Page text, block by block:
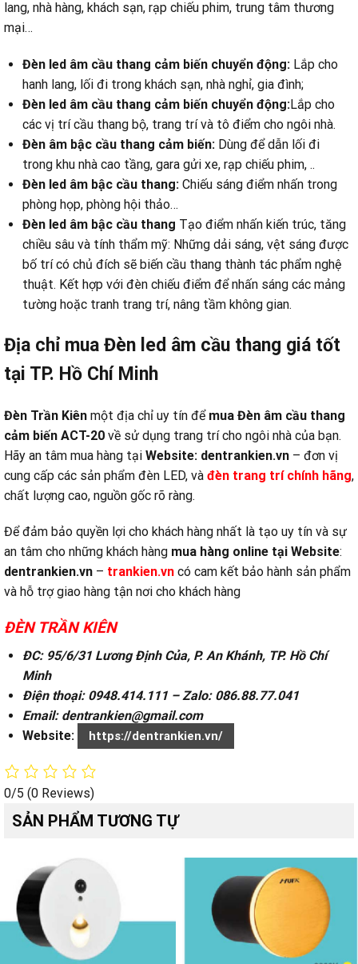
lang, nhà hàng, khách sạn, rạp chiếu phim, trung tâm thương
mại…
Đèn led âm cầu thang cảm biến chuyển động: Lắp cho
hanh lang, lối đi trong khách sạn, nhà nghỉ, gia đình;
Đèn led âm cầu thang cảm biến chuyển động:Lắp cho
các vị trí cầu thang bộ, trang trí và tô điểm cho ngôi nhà.
Đèn âm bậc cầu thang cảm biến: Dùng để dẫn lối đi
trong khu nhà cao tầng, gara gửi xe, rạp chiếu phim, ..
Đèn led âm bậc cầu thang: Chiếu sáng điểm nhấn trong
phòng họp, phòng hội thảo…
Đèn led âm bậc cầu thang Tạo điểm nhấn kiến trúc, tăng
chiều sâu và tính thẩm mỹ: Những dải sáng, vệt sáng được
bố trí có chủ đích sẽ biến cầu thang thành tác phẩm nghệ
thuật. Kết hợp với đèn chiếu điểm để nhấn sáng các mảng
tường hoặc tranh trang trí, nâng tầm không gian.
Địa chỉ mua Đèn led âm cầu thang giá tốt
tại TP. Hồ Chí Minh
Đèn Trần Kiên một địa chỉ uy tín để mua Đèn âm cầu thang
cảm biến ACT-20 về sử dụng trang trí cho ngôi nhà của bạn.
Hãy an tâm mua hàng tại Website: dentrankien.vn – đơn vị
cung cấp các sản phẩm đèn LED, và đèn trang trí chính hãng,
chất lượng cao, nguồn gốc rõ ràng.
Để đảm bảo quyền lợi cho khách hàng nhất là tạo uy tín và sự
an tâm cho những khách hàng mua hàng online tại Website:
dentrankien.vn – trankien.vn có cam kết bảo hành sản phẩm
và hỗ trợ giao hàng tận nơi cho khách hàng
ĐÈN TRẦN KIÊN
ĐC: 95/6/31 Lương Định Của, P. An Khánh, TP. Hồ Chí
Minh
Điện thoại: 0948.414.111 – Zalo: 086.88.77.041
Email: dentrankien@gmail.com
Website:
https://dentrankien.vn/
0/5 (0 Reviews)
SẢN PHẨM TƯƠNG TỰ